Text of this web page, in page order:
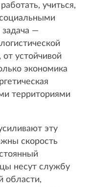
учиться,
—
устойчивой
экономика
территориями
эту
скорость
несут службу
области,